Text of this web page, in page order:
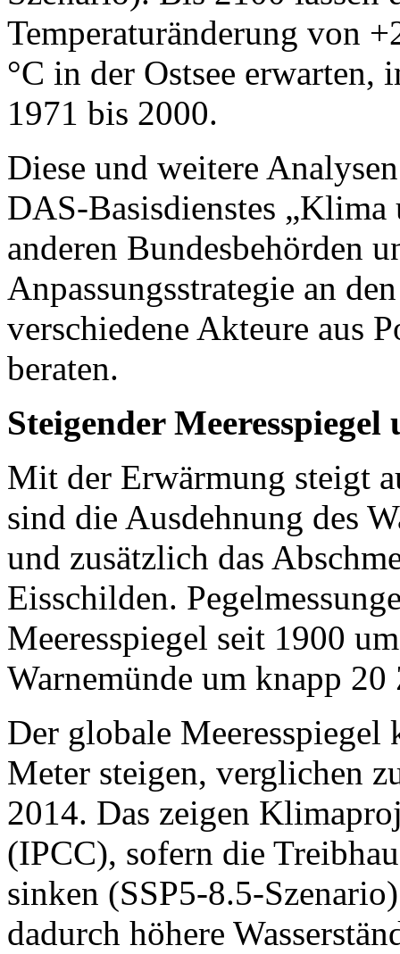
Temperaturänderung von
°C in der Ostsee
1971 bis 2000.
Diese und weitere
DAS-Basisdienstes „Klima
anderen Bundesbehörden
Anpassungsstrategie an
verschiedene Akteure aus
beraten.
Steigender
Mit der Erwärmung steigt
sind die Ausdehnung des
und zusätzlich das
Eisschilden.
Meeresspiegel seit 1900
Warnemünde um knapp 20
Der globale
Meter steigen, verglichen
2014. Das zeigen
(IPCC), sofern die
sinken (SSP5-8.5-
dadurch höhere